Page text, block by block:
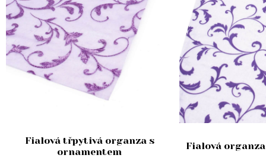
Fialová třpytivá organza s
ornamentem
Fialová